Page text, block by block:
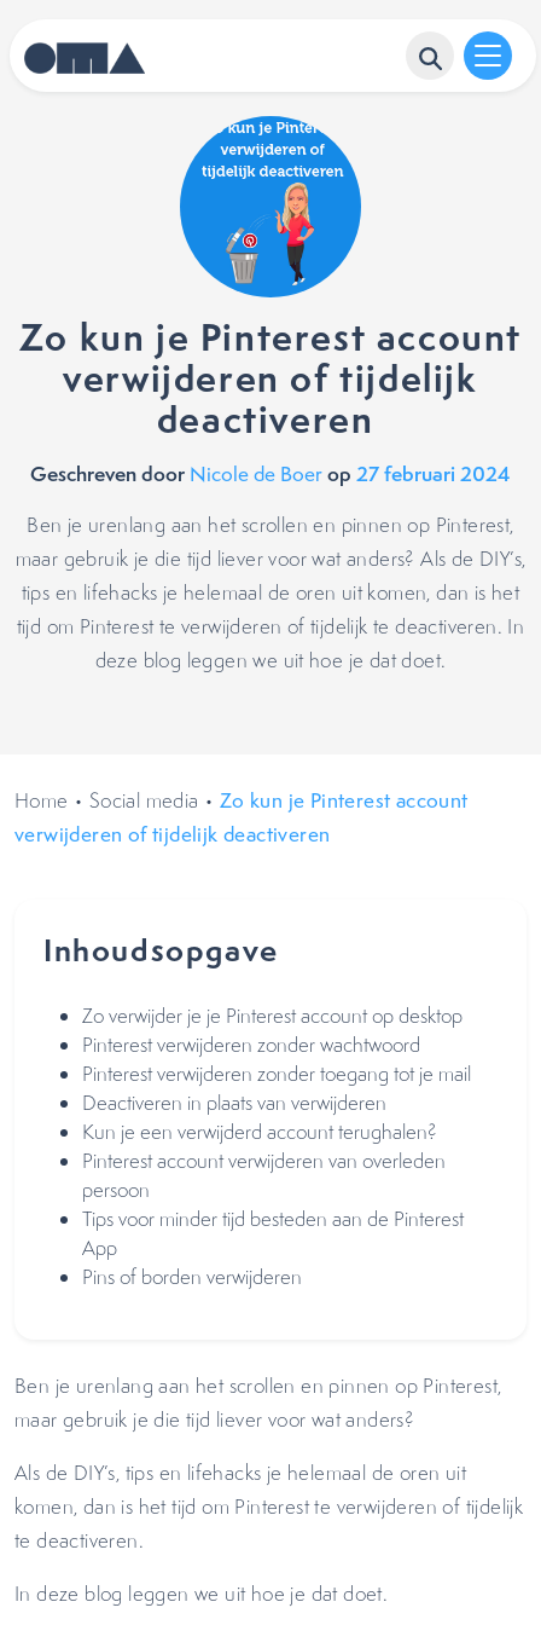
Zo kun je Pinterest account
verwijderen of tijdelijk
deactiveren
Geschreven door Nicole de Boerop 27 februari 2024
Ben je urenlang aan het scrollen en pinnen op Pinterest,
maar gebruik je die tijd liever voor wat anders? Als de DIY’s,
tips en lifehacks je helemaal de oren uit komen, dan is het
tijd om Pinterest te verwijderen of tijdelijk te deactiveren. In
deze blog leggen we uit hoe je dat doet.
Home • Social media • Zo kun je Pinterest account
verwijderen of tijdelijk deactiveren
Inhoudsopgave
Zo verwijder je je Pinterest account op desktop
Pinterest verwijderen zonder wachtwoord
Pinterest verwijderen zonder toegang tot je mail
Deactiveren in plaats van verwijderen
Kun je een verwijderd account terughalen?
Pinterest account verwijderen van overleden
persoon
Tips voor minder tijd besteden aan de Pinterest
App
Pins of borden verwijderen
Ben je urenlang aan het scrollen en pinnen op Pinterest,
maar gebruik je die tijd liever voor wat anders?
Als de DIY’s, tips en lifehacks je helemaal de oren uit
komen, dan is het tijd om Pinterest te verwijderen of tijdelijk
te deactiveren.
In deze blog leggen we uit hoe je dat doet.